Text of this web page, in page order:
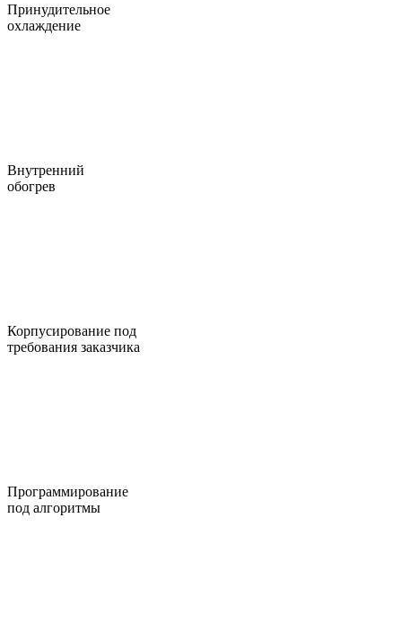
Принудительное
охлаждение
Внутренний
обогрев
Корпусирование под
требования заказчика
Программирование
под алгоритмы